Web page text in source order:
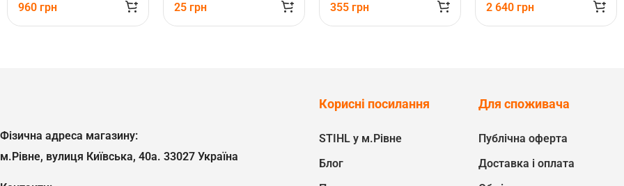
960 грн 25 грн 355 грн
2 640 грн
Фізична адреса магазину:
м.Рівне, вулиця Київська, 40а. 33027 Україна
Корисні посилання
STIHL у м.Рівне
Блог
Для споживача
Публічна оферта
Доставка і оплата